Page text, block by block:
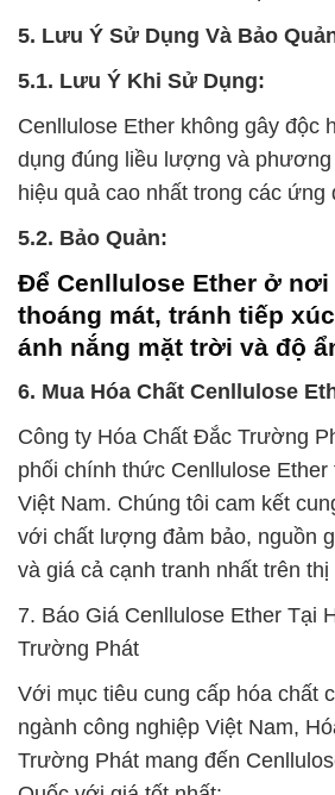
5. Lưu Ý Sử Dụng Và Bảo
5.1. Lưu Ý Khi Sử Dụng:
Cenllulose Ether không gây độc
dụng đúng liều lượng và
hiệu quả cao nhất trong các ứng
5.2. Bảo Quản:
Để Cenllulose Ether ở nơi
thoáng mát, tránh tiếp
ánh nắng mặt trời và độ
6. Mua Hóa Chất Cenllulose
Công ty Hóa Chất Đắc Trường
phối chính thức Cenllulose Ether
Việt Nam. Chúng tôi cam kết
với chất lượng đảm bảo, nguồn
và giá cả cạnh tranh nhất trên
7. Báo Giá Cenllulose Ether Tại
Trường Phát
Với mục tiêu cung cấp hóa chất
ngành công nghiệp Việt Nam,
Trường Phát mang đến